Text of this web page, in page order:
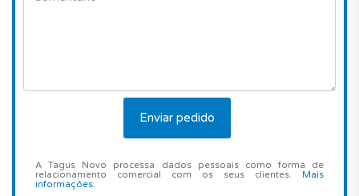
A Tagus Novo processa dados pessoais como forma de
relacionamento comercial com os seus clientes. Mais
informações